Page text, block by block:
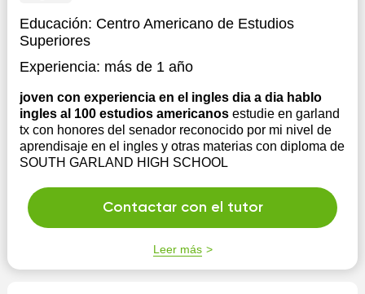
Educación: Centro Americano de Estudios
Superiores
Experiencia: más de 1 año
joven con experiencia en el ingles dia a dia hablo
ingles al 100 estudios americanos estudie en garland
tx con honores del senador reconocido por mi nivel de
aprendisaje en el ingles y otras materias con diploma de
SOUTH GARLAND HIGH SCHOOL
Contactar con el tutor
Leer más